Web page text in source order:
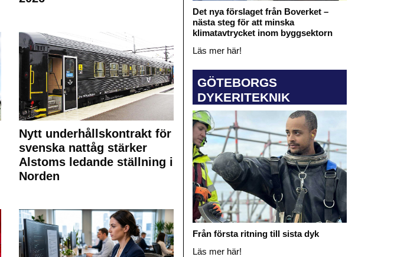
Nytt underhållskontrakt för
svenska nattåg stärker
Alstoms ledande ställning i
Norden
Det nya förslaget från Boverket –
nästa steg för att minska
klimatavtrycket inom byggsektorn
Läs mer här!
GÖTEBORGS
DYKERITEKNIK
Från första ritning till sista dyk
Läs mer här!